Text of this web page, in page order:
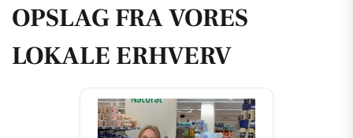
OPSLAG FRA VORES
LOKALE ERHVERV